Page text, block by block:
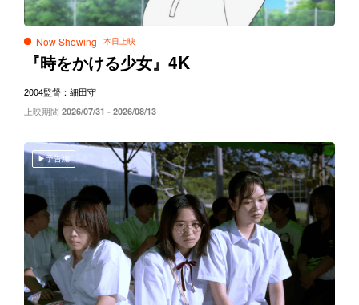
Now Showing
『時をかける少女』 4K
2004監督：細田守
上映期間 2026/07/31 - 2026/08/13
予告編